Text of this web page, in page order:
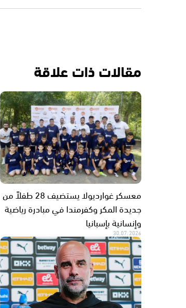
مقالات ذات علاقة
معسكر غوارديولا يستضيف 28 طفلاً من
جديدة المكر وكفرمندا في مبادرة رياضية
وإنسانية بإسبانيا
30.07.2026